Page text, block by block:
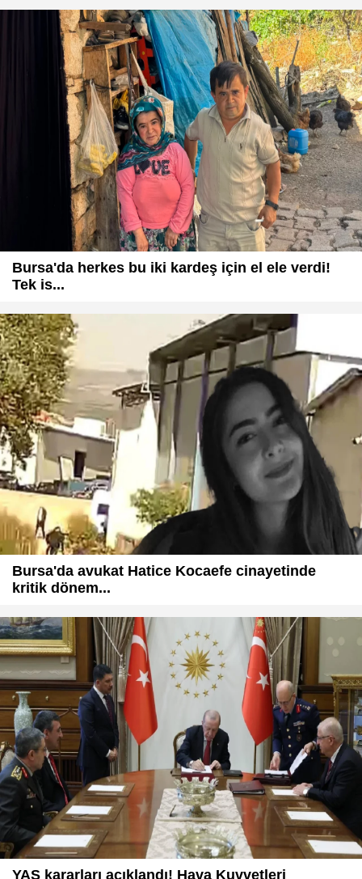
Bursa'da herkes bu iki kardeş için el ele verdi!
Tek is...
Bursa'da avukat Hatice Kocaefe cinayetinde
kritik dönem...
YAŞ kararları açıklandı! Hava Kuvvetleri